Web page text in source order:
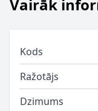
Vairāk
Kods
Ražotājs
Dzimums